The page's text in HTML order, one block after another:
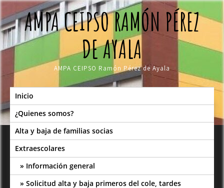
Skip
to
contentAMPA CEIPSO RAMÓN PÉREZ
DE AYALA
AMPA CEIPSO Ramón Pérez de Ayala
Inicio
¿Quienes somos?
Alta y baja de familias socias
Extraescolares
Información general
Solicitud alta y baja primeros del cole, tardes